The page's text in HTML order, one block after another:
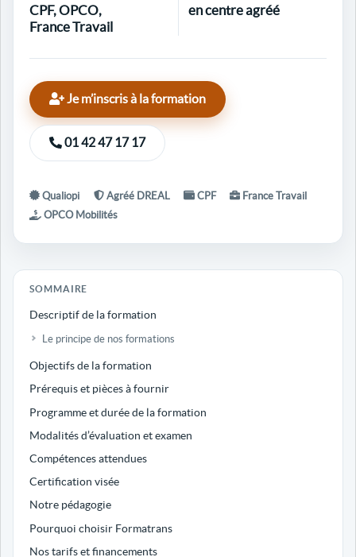
CPF, OPCO,
France Travail
en centre agréé
Je m’inscris à la formation
01 42 47 17 17
Qualiopi Agréé DREAL CPF
France Travail
OPCO Mobilités
SOMMAIRE
Descriptif de la formation
Le principe de nos formations
Objectifs de la formation
Prérequis et pièces à fournir
Programme et durée de la formation
Modalités d’évaluation et examen
Compétences attendues
Certification visée
Notre pédagogie
Pourquoi choisir Formatrans
Nos tarifs et financements